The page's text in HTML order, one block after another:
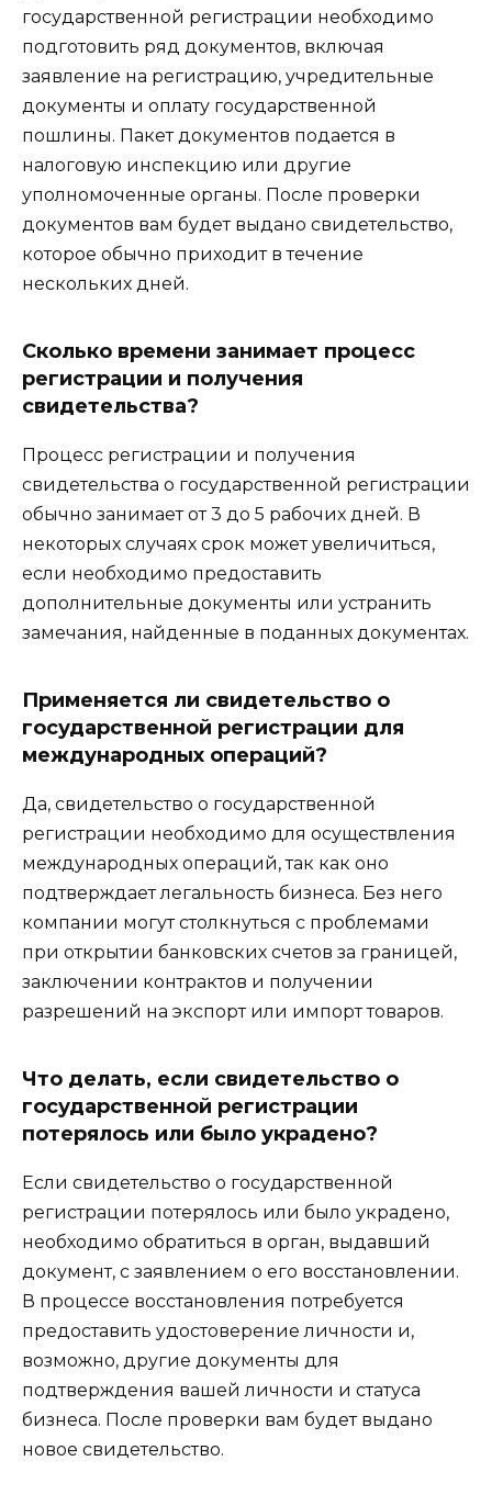
государственной регистрации необходимо
подготовить ряд документов, включая
заявление на регистрацию, учредительные
документы и оплату государственной
пошлины. Пакет документов подается в
налоговую инспекцию или другие
уполномоченные органы. После проверки
документов вам будет выдано свидетельство,
которое обычно приходит в течение
нескольких дней.
Сколько времени занимает процесс
регистрации и получения
свидетельства?
Процесс регистрации и получения
свидетельства о государственной регистрации
обычно занимает от 3 до 5 рабочих дней. В
некоторых случаях срок может увеличиться,
если необходимо предоставить
дополнительные документы или устранить
замечания, найденные в поданных документах.
Применяется ли свидетельство о
государственной регистрации для
международных операций?
Да, свидетельство о государственной
регистрации необходимо для осуществления
международных операций, так как оно
подтверждает легальность бизнеса. Без него
компании могут столкнуться с проблемами
при открытии банковских счетов за границей,
заключении контрактов и получении
разрешений на экспорт или импорт товаров.
Что делать, если свидетельство о
государственной регистрации
потерялось или было украдено?
Если свидетельство о государственной
регистрации потерялось или было украдено,
необходимо обратиться в орган, выдавший
документ, с заявлением о его восстановлении.
В процессе восстановления потребуется
предоставить удостоверение личности и,
возможно, другие документы для
подтверждения вашей личности и статуса
бизнеса. После проверки вам будет выдано
новое свидетельство.